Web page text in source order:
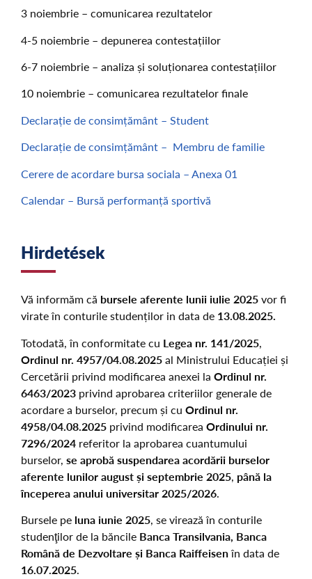
3 noiembrie – comunicarea rezultatelor
4-5 noiembrie – depunerea contestațiilor
6-7 noiembrie – analiza și soluționarea contestațiilor
10 noiembrie – comunicarea rezultatelor finale
Declarație de consimțământ – Student
Declarație de consimțământ – Membru de familie
Cerere de acordare bursa sociala – Anexa 01
Calendar – Bursă performanță sportivă
Hirdetések
Vă informăm că bursele aferente lunii iulie 2025vor fi
virate în conturile studenților in data de 13.08.2025.
Totodată, în conformitate cu Legea nr. 141/2025,
Ordinul nr. 4957/04.08.2025al Ministrului Educației și
Cercetării privind modificarea anexei la Ordinul nr.
6463/2023 privind aprobarea criteriilor generale de
acordare a burselor, precum și cu Ordinul nr.
4958/04.08.2025 privind modificarea Ordinului nr.
7296/2024 referitor la aprobarea cuantumului
burselor, se aprobă suspendarea acordării burselor
aferente lunilor august și septembrie 2025, până la
începerea anului universitar 2025/2026.
Bursele pe luna iunie 2025, se virează în conturile
studenţilor de la băncile Banca Transilvania, Banca
Românăde Dezvoltare și Banca Raiffeisenîn data de
16.07.2025.